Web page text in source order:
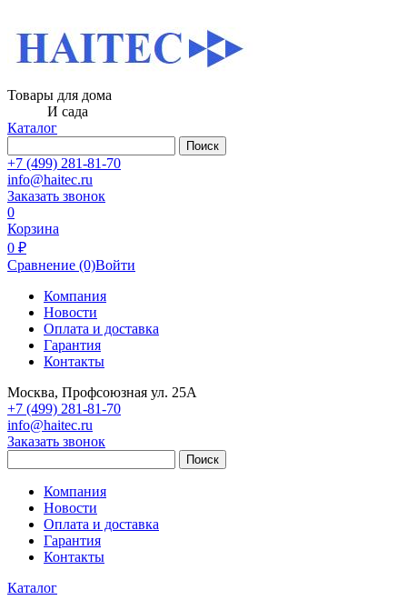
Товары для дома
И сада
Каталог
Поиск
+7 (499) 281-81-70
info@haitec.ru
Заказать звонок
0
Корзина
0 ₽
Сравнение (0)Войти
Компания
Новости
Оплата и доставка
Гарантия
Контакты
Москва, Профсоюзная ул. 25А
+7 (499) 281-81-70
info@haitec.ru
Заказать звонок
Поиск
Компания
Новости
Оплата и доставка
Гарантия
Контакты
Каталог